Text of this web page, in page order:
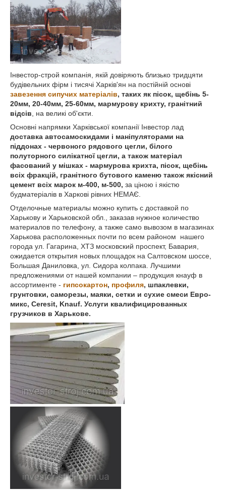
Інвестор-строй компанія, якій довіряють близько тридцяти
будівельних фірм і тисячі Харків'ян на постійній основі
завезення сипучих матеріалів, таких як пісок, щебінь 5-
20мм, 20-40мм, 25-60мм, мармурову крихту, гранітний
відсів , на великі об'єкти.
Основні напрямки Харківської компанії Інвестор лад
доставка автосамоскидами і маніпуляторами на
піддонах - червоного рядового цегли, білого
полуторного силікатної цегли, а також матеріал
фасований у мішках - мармурова крихта, пісок, щебінь
всіх фракцій, гранітного бутового каменю також якісний
цемент всіх марок м-400, м-500, за ціною і якістю
будматеріалів в Харкові рівних НЕМАЄ.
Отделочные материалы можно купить с доставкой по
Харькову и Харьковской обл., заказав нужное количество
материалов по телефону, а также само вывозом в магазинах
Харькова расположенных почти по всем районом нашего
города ул. Гагарина, ХТЗ московский проспект, Бавария,
ожидается открытия новых площадок на Салтовском шоссе,
Большая Даниловка, ул. Сидора колпака. Лучшими
предложениями от нашей компании – продукция кнауф в
ассортименте - гипсокартон, профиля, шпаклевки,
грунтовки, саморезы, маяки, сетки и сухие смеси Евро-
микс, Ceresit, Knauf. Услуги квалифицированных
грузчиков в Харькове.